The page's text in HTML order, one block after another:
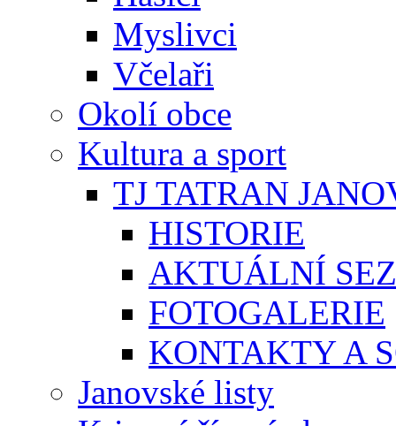
Myslivci
Včelaři
Okolí obce
Kultura a sport
TJ TATRAN
HISTORIE
AKTUÁLNÍ
FOTOGALERIE
KONTAKTY A
Janovské listy